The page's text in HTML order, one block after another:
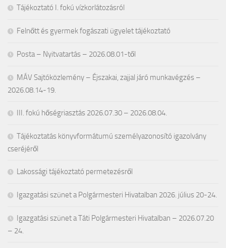
Tájékoztató I. fokú vízkorlátozásról
Felnőtt és gyermek fogászati ügyelet tájékoztató
Posta – Nyitvatartás – 2026.08.01-től
MÁV Sajtóközlemény – Éjszakai, zajjal járó munkavégzés –
2026.08.14-19.
III. fokú hőségriasztás 2026.07.30 – 2026.08.04.
Tájékoztatás könyvformátumú személyazonosító igazolvány
cseréjéről
Lakossági tájékoztató permetezésről
Igazgatási szünet a Polgármesteri Hivatalban 2026. július 20-24.
Igazgatási szünet a Táti Polgármesteri Hivatalban – 2026.07.20
– 24.